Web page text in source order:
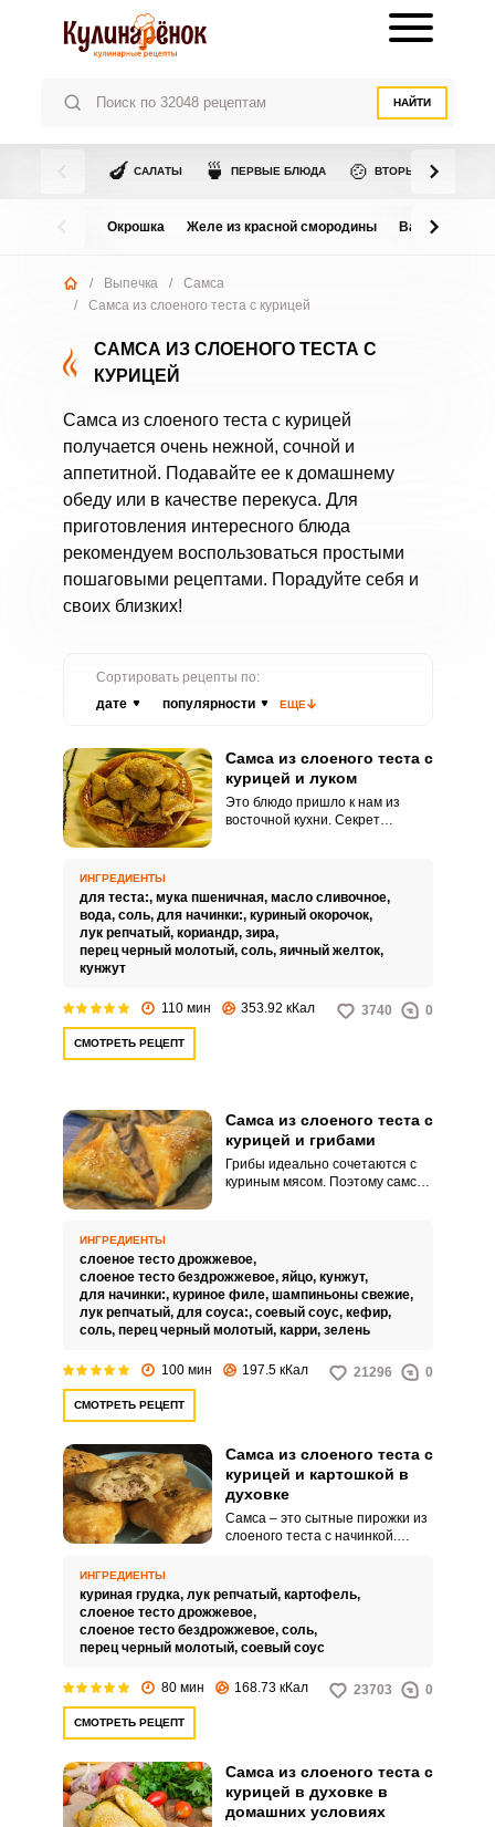
НАЙТИ
🍆 САЛАТЫ 🍵 ПЕРВЫЕ БЛЮДА 🍲 ВТОРЫЕ БЛЮДА
Окрошка Желе из красной смородины Варенье из
/ Выпечка /
Самса
/
Самса из слоеного теста с курицей
САМСА ИЗ СЛОЕНОГО ТЕСТА С
КУРИЦЕЙ
Самса из слоеного теста с курицей
получается очень нежной, сочной и
аппетитной. Подавайте ее к домашнему
обеду или в качестве перекуса. Для
приготовления интересного блюда
рекомендуем воспользоваться простыми
пошаговыми рецептами. Порадуйте себя и
своих близких!
Сортировать рецепты по:
дате
популярности ЕЩЕ
Самса из слоеного теста с
курицей и луком
Это блюдо пришло к нам из
восточной кухни. Секрет
ИНГРЕДИЕНТЫ
для теста:, мука пшеничная, масло сливочное,
вода, соль, для начинки:, куриный окорочок,
лук репчатый, кориандр, зира,
перец черный молотый, соль, яичный желток,
кунжут
110 мин 353.92 кКал 3740 0
СМОТРЕТЬ РЕЦЕПТ
Самса из слоеного теста с
курицей и грибами
Грибы идеально сочетаются с
куриным мясом. Поэтому самса
ИНГРЕДИЕНТЫ
слоеное тесто дрожжевое,
слоеное тесто бездрожжевое, яйцо, кунжут,
для начинки:, куриное филе, шампиньоны свежие,
лук репчатый, для соуса:, соевый соус, кефир,
соль, перец черный молотый, карри, зелень
100 мин 197.5 кКал 21296 0
СМОТРЕТЬ РЕЦЕПТ
Самса из слоеного теста с
курицей и картошкой в
духовке
Самса – это сытные пирожки из
слоеного теста с начинкой.
картофеля.
ИНГРЕДИЕНТЫ
куриная грудка, лук репчатый, картофель,
слоеное тесто дрожжевое,
слоеное тесто бездрожжевое, соль,
перец черный молотый, соевый соус
80 мин 168.73 кКал 23703 0
СМОТРЕТЬ РЕЦЕПТ
Самса из слоеного теста с
курицей в духовке в
домашних условиях